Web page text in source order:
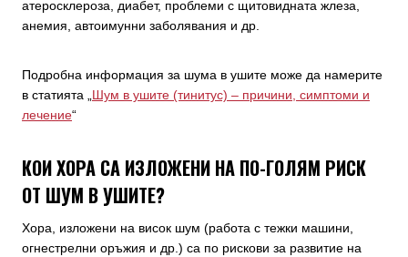
атеросклероза, диабет, проблеми с щитовидната жлеза,
анемия, автоимунни заболявания и др.
Подробна информация за шума в ушите може да намерите
в статията „Шум в ушите (тинитус) – причини, симптоми и
лечение“
КОИ ХОРА СА ИЗЛОЖЕНИ НА ПО-ГОЛЯМ РИСК
ОТ ШУМ В УШИТЕ?
Хора, изложени на висок шум (работа с тежки машини,
огнестрелни оръжия и др.) са по рискови за развитие на